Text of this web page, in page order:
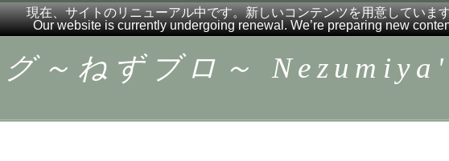
現在、サイトのリニューアル中です。新しいコンテンツを用意していま
Our website is currently undergoing renewal. We’re preparing new
～ねずブロ～